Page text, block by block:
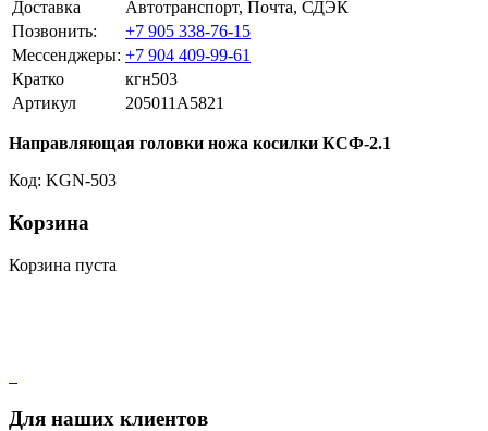
Доставка
Автотранспорт, Почта, СДЭК
Позвонить:
+7 905 338-76-15
Мессенджеры: +7 904 409-99-61
Кратко
кгн503
Артикул
205011A5821
Направляющая головки ножа косилки КСФ-2.1
Код: KGN-503
Корзина
Корзина пуста
Для наших клиентов